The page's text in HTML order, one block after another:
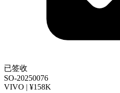
已签收
SO-20250076
VIVO | ¥158K